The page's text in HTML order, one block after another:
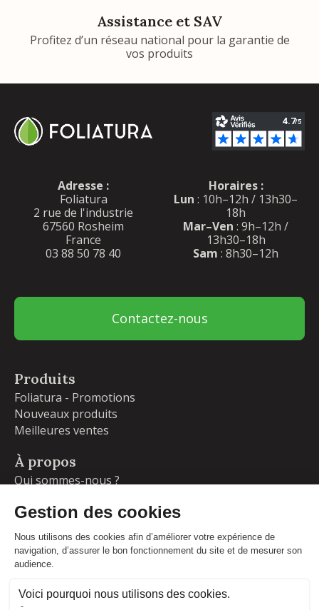
Assistance et SAV
Profitez d’un réseau national pour la garantie de
vos produits
Adresse :
Foliatura
2 rue de l'industrie
67560 Rosheim
France
03 88 50 78 40
Horaires :
Lun : 10h–12h / 13h30–
18h
Mar–Ven : 9h–12h /
13h30–18h
Sam : 8h30–12h
Contactez-nous
Produits
Foliatura - Promotions
Nouveaux produits
Meilleures ventes
À propos
Qui sommes-nous ?
Livraisons et retours
Blog
Votre compte
Commandes